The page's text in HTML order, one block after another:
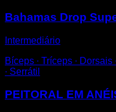
Bahamas Drop
Intermediário
Bíceps ∙ Tríceps ∙
∙ Serrátil
PEITORAL EM